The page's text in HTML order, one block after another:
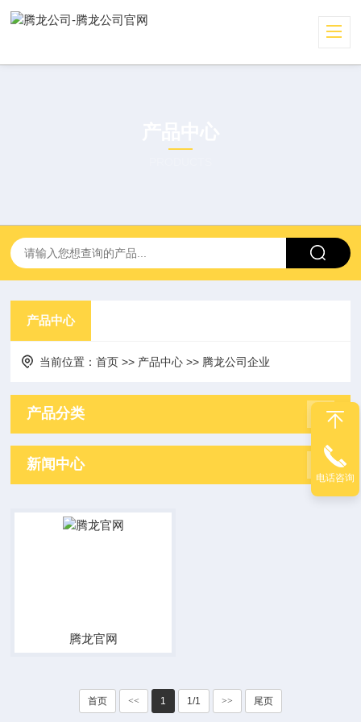
产品中心
当前位置：首页 >> 产品中心 >> 腾龙公司企业
产品分类
新闻中心
腾龙官网
首页 << 1 1/1 >> 尾页
电话咨询